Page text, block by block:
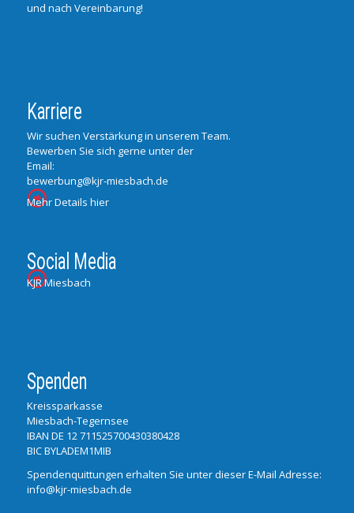
und nach Vereinbarung!
Karriere
Wir suchen Verstärkung in unserem Team.
Bewerben Sie sich gerne unter der
Email:
bewerbung@kjr-miesbach.de
Mehr Details hier
Social Media
KJR Miesbach
Spenden
Kreissparkasse
Miesbach-Tegernsee
IBAN DE 12 711525700430380428
BIC BYLADEM1MIB
Spendenquittungen erhalten Sie unter dieser E-Mail Adresse:
info@kjr-miesbach.de